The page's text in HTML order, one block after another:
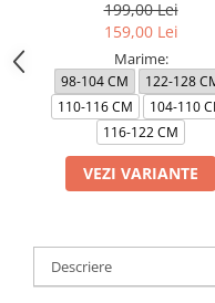
199,00 Lei
159,00 Lei
Marime:
98-104 CM
122-128
110-116 CM
104-110
116-122 CM
VEZI VARIANTE
Descriere